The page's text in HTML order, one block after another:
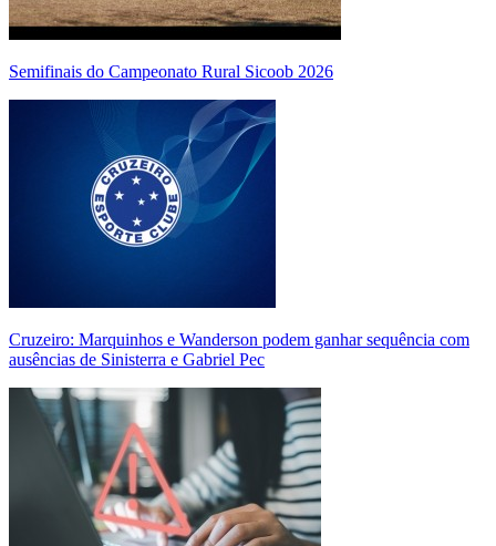
Semifinais do Campeonato Rural Sicoob 2026
Cruzeiro: Marquinhos e Wanderson podem ganhar sequência com
ausências de Sinisterra e Gabriel Pec